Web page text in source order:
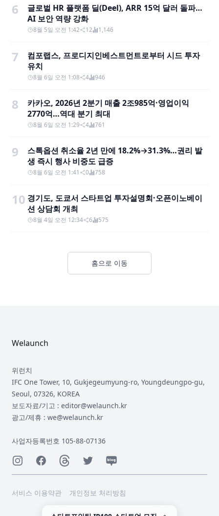
6
글로벌 HR 플랫폼 딜(Deel), ARR 15억 달러 돌파…
AI 보안 역량 강화
8월 5일 오전 1:42 12 1,146
7
컴포랩스, 프로디지인베스트먼트로부터 시드 투자
유치
8월 6일 오전 1:08 4 946
8
카카오, 2026년 2분기 매출 2조985억·영업이익
2770억…역대 분기 최대
8월 6일 오전 1:29 4 761
9
스톡옵션 취소율 2년 만에 18.2%→31.3%…권리 발
생 즉시 행사 비중도 급증
8월 6일 오전 1:41 0 758
10 경기도, 도쿄서 스타트업 투자설명회·오픈이노베이
션 상담회 개최
8월 4일 오전 12:34 6 575
홈으로 이동
Welaunch
위런치
IFC One Tower, 10, Gukjegeumyung-ro, Youngdeungpo-gu,
Seoul, 07326, KOREA
보도자료/기고 : editor@welaunch.kr
광고/제휴 : we@welaunch.kr
사업자등록번호 105-88-07136
InstagramFacebookThreadsTwitterNaver
서비스 이용약관 개인정보 처리방침